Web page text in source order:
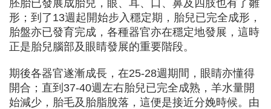
胚胎已發展成胎兒，眼、耳、口、鼻及四肢也有了雛
形；到了13週起開始步入穩定期，胎兒已完全成形，
胎盤亦已發育完成，各種器官亦在穩定地發展，這時
正是胎兒腦部及眼睛發展的重要階段。
期後各器官遂漸成長，在25-28週期間，眼睛亦懂得
開合；直到37-40週左右胎兒已完全成熟，羊水量開
始減少，胎毛及胎脂脫落，這便是接近分娩時候。由